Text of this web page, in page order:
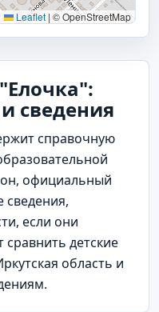
Leaflet | © OpenStreetMap
сведения
справочную
официальный
сведения,
если они
сравнить детские
область и